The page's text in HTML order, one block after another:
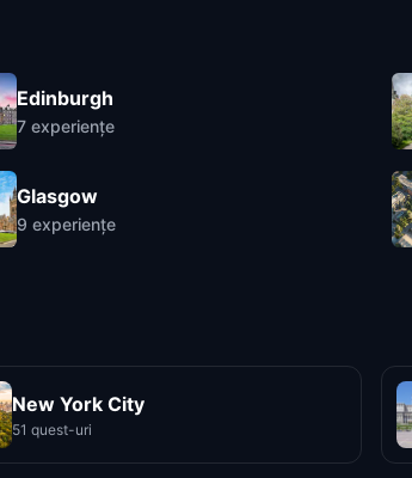
Edinburgh
7 experiențe
Glasgow
9 experiențe
New York City
51 quest-uri